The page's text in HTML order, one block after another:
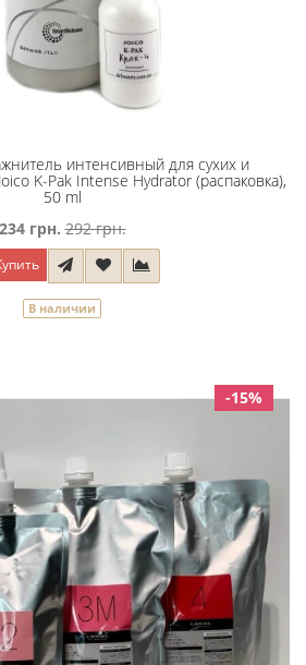
интeнcивный для cyxиx и
K-Pak Intense Hydrator (распаковка),
50 ml
234 грн. 292 грн.
В наличии
-15%